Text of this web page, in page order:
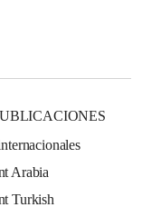
Arabia
Turkish